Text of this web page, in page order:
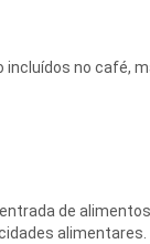
incluídos no café,
de
alimentares.